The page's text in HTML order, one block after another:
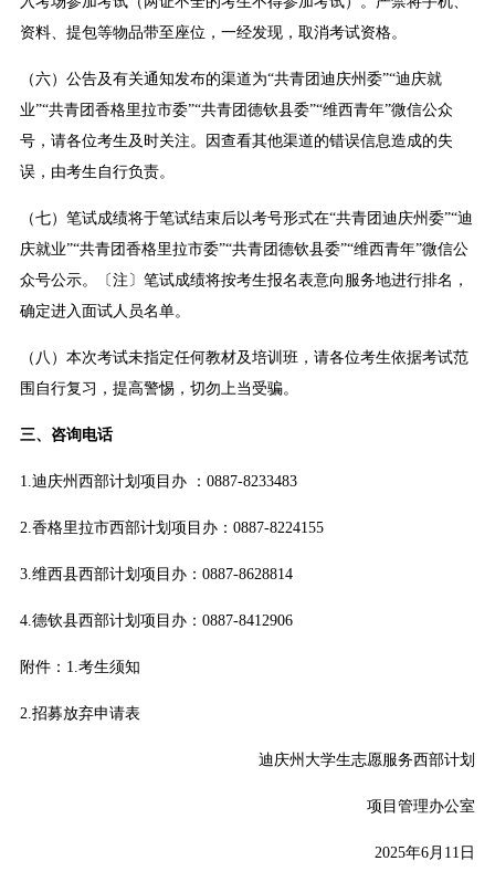
资料、提包等物品带至座位，一经发现，取消考试资格。
（六）公告及有关通知发布的渠道为“共青团迪庆州委”“迪庆就
业”“共青团香格里拉市委”“共青团德钦县委”“维西青年”微信公众
号，请各位考生及时关注。因查看其他渠道的错误信息造成的失
误，由考生自行负责。
（七）笔试成绩将于笔试结束后以考号形式在“共青团迪庆州委”“迪
庆就业”“共青团香格里拉市委”“共青团德钦县委”“维西青年”微信公
众号公示。〔注〕笔试成绩将按考生报名表意向服务地进行排名，
确定进入面试人员名单。
（八）本次考试未指定任何教材及培训班，请各位考生依据考试范
围自行复习，提高警惕，切勿上当受骗。
三、咨询电话
1.迪庆州西部计划项目办 ：0887-8233483
2.香格里拉市西部计划项目办：0887-8224155
3.维西县西部计划项目办：0887-8628814
4.德钦县西部计划项目办：0887-8412906
附件：1.考生须知
2.招募放弃申请表
迪庆州大学生志愿服务西部计划
项目管理办公室
2025年6月11日